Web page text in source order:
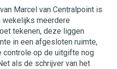
Marcel van Centralpoint is
meerdere
tekenen, deze liggen
in een afgesloten ruimte,
controle op de uitgifte nog
als de schrijver van het